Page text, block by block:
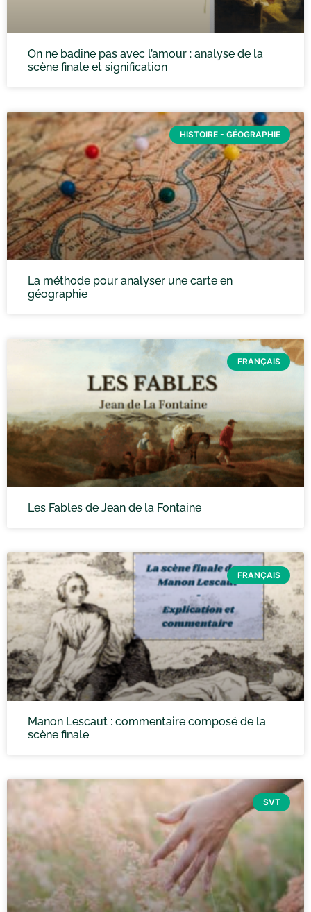
On ne badine pas avec l’amour : analyse de la
scène finale et signification
HISTOIRE - GÉOGRAPHIE
La méthode pour analyser une carte en
géographie
FRANÇAIS
Les Fables de Jean de la Fontaine
FRANÇAIS
Manon Lescaut : commentaire composé de la
scène finale
SVT